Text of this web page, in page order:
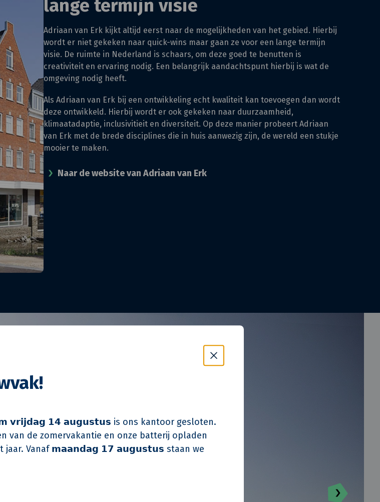
𝟭𝟰 𝗮𝘂𝗴𝘂𝘀𝘁𝘂𝘀 is ons kantoor gesloten.
van de zomervakantie en onze batterij opladen
jaar. Vanaf 𝗺𝗮𝗮𝗻𝗱𝗮𝗴 𝟭𝟳 𝗮𝘂𝗴𝘂𝘀𝘁𝘂𝘀 staan we
lange termijn visie
Adriaan van Erk kijkt altijd eerst naar de mogelijkheden van het gebied. Hierbij
wordt er niet gekeken naar quick-wins maar gaan ze voor een lange termijn
visie. De ruimte in Nederland is schaars, om deze goed te benutten is
creativiteit en ervaring nodig. Een belangrijk aandachtspunt hierbij is wat de
omgeving nodig heeft.
Als Adriaan van Erk bij een ontwikkeling echt kwaliteit kan toevoegen dan wordt
deze ontwikkeld. Hierbij wordt er ook gekeken naar duurzaamheid,
klimaatadaptie, inclusivitieit en diversiteit. Op deze manier probeert Adriaan
van Erk met de brede disciplines die in huis aanwezig zijn, de wereld een stukje
mooier te maken.
Naar de website van Adriaan van Erk